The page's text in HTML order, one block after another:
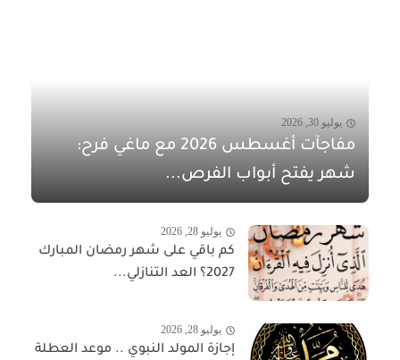
يوليو 30, 2026
مفاجآت أغسطس 2026 مع ماغي فرح:
شهر يفتح أبواب الفرص...
يوليو 28, 2026
كم باقي على شهر رمضان المبارك
2027؟ العد التنازلي...
يوليو 28, 2026
إجازة المولد النبوي .. موعد العطلة